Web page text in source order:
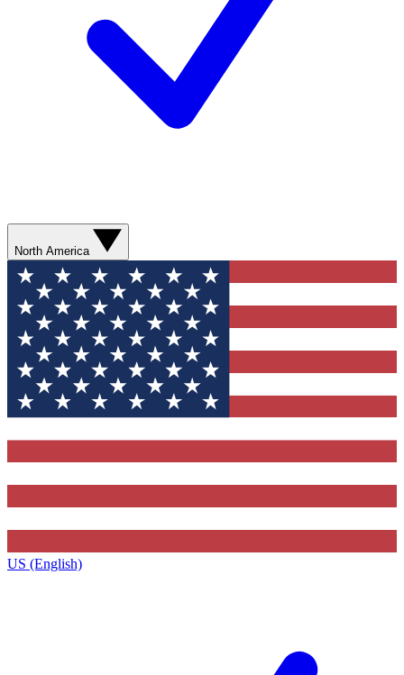
North America
US (English)